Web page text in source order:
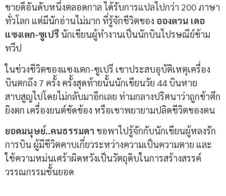
ขายดีอันดับหนึ่งตลอดกาล ได้รับการแปลไปกว่า 200 ภาษา
ทั่วโลก แต่มีนักอ่านไม่มาก ที่รู้จักชีวิตของ อองตวน เดอ
แซงเตก-ซูเปรี นักเขียนผู้ทำงานเป็นนักบินไปรษณีย์ข้าม
ทวีป
ในช่วงชีวิตของแซงเตก-ซูเปรี เขาประสบอุบัติเหตุเครื่อง
บินตกถึง 7 ครั้ง ครั้งสุดท้ายนั้นนักเขียนวัย 44 บินหาย
สาบสูญไปโดยไม่กลับมาอีกเลย ท่ามกลางปริศนาว่าถูกข้าศึก
ยิงตก เครื่องยนต์ขัดข้อง หรือเขาพยายามปลิดชีวิตของตน
ยอดมนุษย์..คนธรรมดา ขอพาไปรู้จักกับนักเขียนผู้หลงรัก
การบิน ผู้มีชีวิตคาบเกี่ยวระหว่างความเป็นความตาย และ
ใช้ความหม่นเศร้าผิดหวังเป็นวัตถุดิบในการสร้างสรรค์
วรรณกรรมชั้นยอด